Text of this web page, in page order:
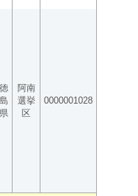
徳
島
県
阿南
選挙
区
0000001028